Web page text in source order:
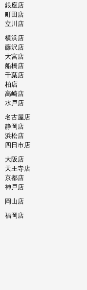
銀座店
町田店
立川店
横浜店
藤沢店
大宮店
船橋店
千葉店
柏店
高崎店
水戸店
名古屋店
静岡店
浜松店
四日市店
大阪店
天王寺店
京都店
神戸店
岡山店
福岡店